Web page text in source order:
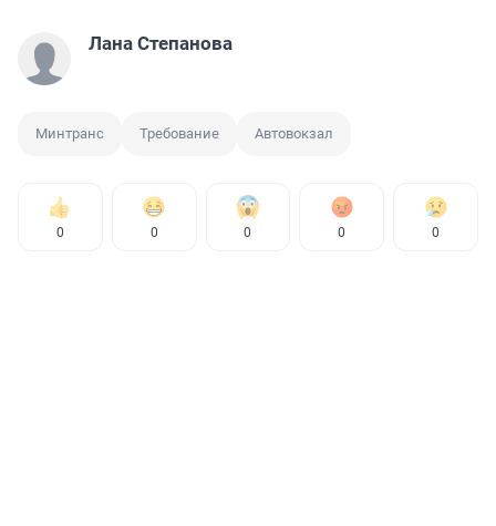
Лана Степанова
Минтранс Требование Автовокзал
0 0 0 0 0